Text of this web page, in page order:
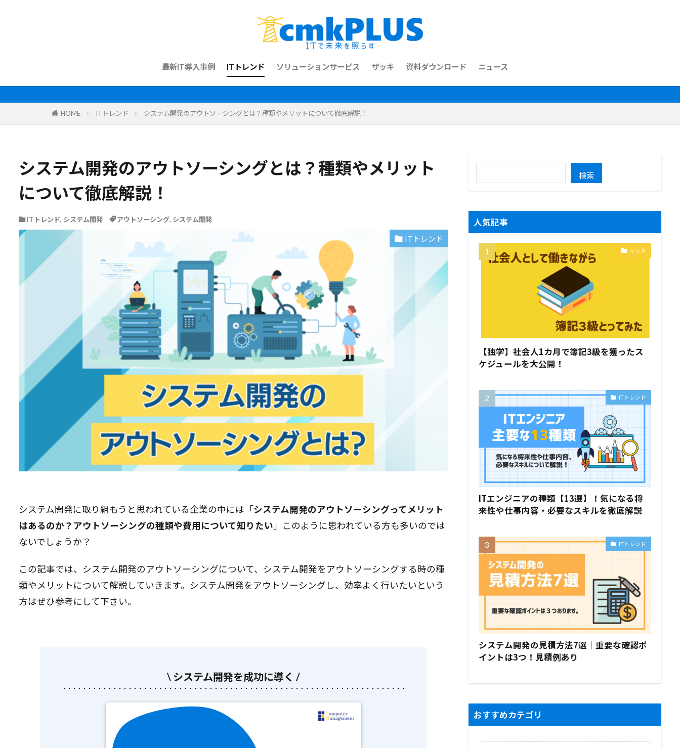
最新IT導入事例 ITトレンド ソリューションサービス ザッキ 資料ダウンロード ニュース
HOME ITトレンド システム開発のアウトソーシングとは？種類やメリットについて徹底解説！
システム開発のアウトソーシングとは？種類やメリット
について徹底解説！
ITトレンド, システム開発 アウトソーシング, システム開発
ITトレンド
システム開発に取り組もうと思われている企業の中には「システム開発のアウトソーシングってメリット
はあるのか？アウトソーシングの種類や費用について知りたい 」このように思われている方も多いのでは
ないでしょうか？
この記事では、システム開発のアウトソーシングについて、システム開発をアウトソーシングする時の種
類やメリットについて解説していきます。システム開発をアウトソーシングし、効率よく行いたいという
方はぜひ参考にして下さい。
\ システム開発を成功に導く /
検索
人気記事
ザッキ
【独学】社会人1カ月で簿記3級を獲ったス
ケジュールを大公開！
ITトレンド
ITエンジニアの種類【13選】！気になる将
来性や仕事内容・必要なスキルを徹底解説
ITトレンド
システム開発の見積方法7選｜重要な確認ポ
イントは3つ！見積例あり
おすすめカテゴリ